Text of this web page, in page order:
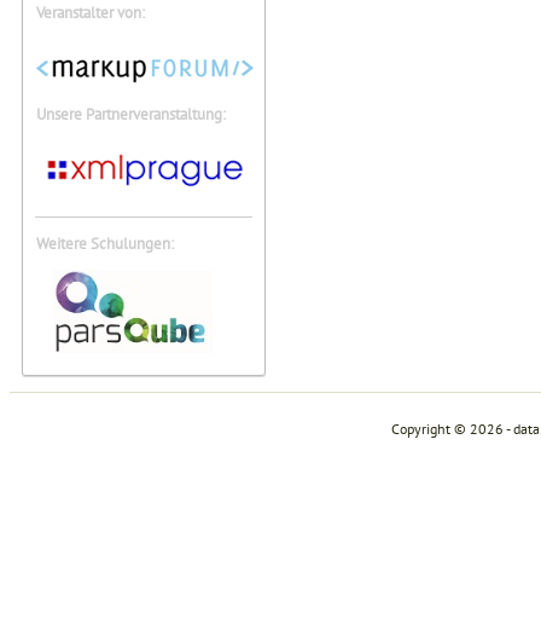
Veranstalter von:
Unsere Partnerveranstaltung:
Weitere Schulungen:
Copyright © 2026 -